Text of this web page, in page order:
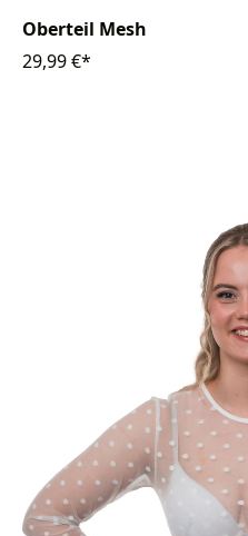
Oberteil Mesh
29,99 €*